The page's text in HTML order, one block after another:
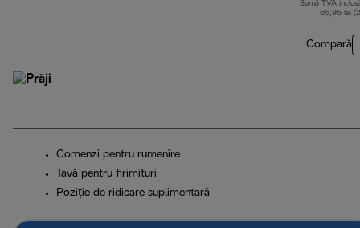
Sumă TVA
65,95 lei
Compară
Comenzi pentru rumenire
Tavă pentru firimituri
Poziţie de ridicare suplimentară